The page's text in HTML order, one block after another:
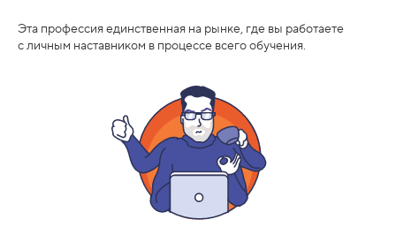
Эта профессия единственная на рынке, где вы работаете
с личным наставником в процессе всего обучения.